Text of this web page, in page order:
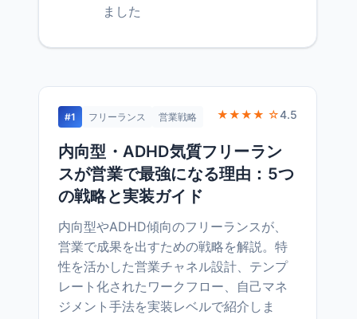
ました
#1 フリーランス 営業戦略 ★★★★ ☆4.5
内向型・ADHD気質フリーラン
スが営業で最強になる理由：5つ
の戦略と実装ガイド
内向型やADHD傾向のフリーランスが、
営業で成果を出すための戦略を解説。特
性を活かした営業チャネル設計、テンプ
レート化されたワークフロー、自己マネ
ジメント手法を実装レベルで紹介しま